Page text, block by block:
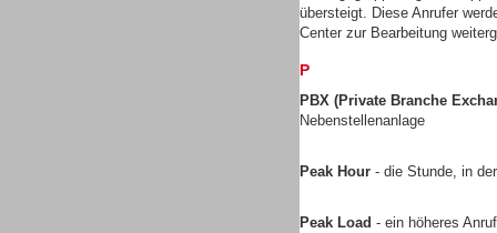
übersteigt. Diese Anrufer
Center zur Bearbeitung
P
PBX (Private Branche
Nebenstellenanlage
Peak Hour - die Stunde, in
Peak Load - ein höheres